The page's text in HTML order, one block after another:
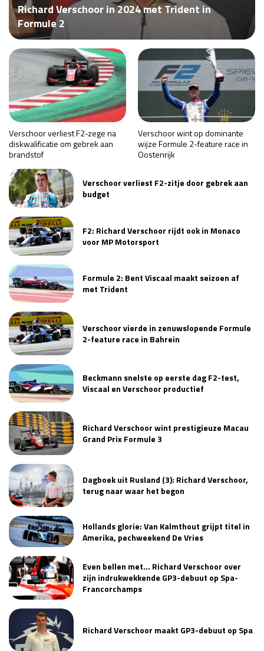
Race
za 13:00 - 15:00
GP VERENIGDE STATEN 2026 23 - 25 okt
Kwalificatie
za 23:00 - 00:00
Race
zo 21:00 - 23:00
GP MEXICO 2026
Kwalificatie
Race
zo 21:00 - 23:00
GP SÃO PAULO 2026 06 - 08 nov
Kwalificatie
Race
LAS VEGAS GRAND PRIX 2026
Kwalificatie
Race
GP QATAR 2026 27 - 29 nov
Kwalificatie
Race
GP ABU DHABI 2026
Kwalificatie
Race
Richard Verschoor in 2024 met Trident in
Formule 2
Verschoor verliest F2-zege na
diskwalificatie om gebrek aan
brandstof
Verschoor wint op dominante
wijze Formule 2-feature race in
Oostenrijk
Verschoor verliest F2-zitje door gebrek aan
budget
F2: Richard Verschoor rijdt ook in Monaco
voor MP Motorsport
Formule 2: Bent Viscaal maakt seizoen af
met Trident
Verschoor vierde in zenuwslopende Formule
2-feature race in Bahrein
Beckmann snelste op eerste dag F2-test,
Viscaal en Verschoor productief
Richard Verschoor wint prestigieuze Macau
Grand Prix Formule 3
Dagboek uit Rusland (3): Richard Verschoor,
terug naar waar het begon
Hollands glorie: Van Kalmthout grijpt titel in
Amerika, pechweekend De Vries
Even bellen met… Richard Verschoor over
zijn indrukwekkende GP3-debuut op Spa-
Francorchamps
Richard Verschoor maakt GP3-debuut op Spa